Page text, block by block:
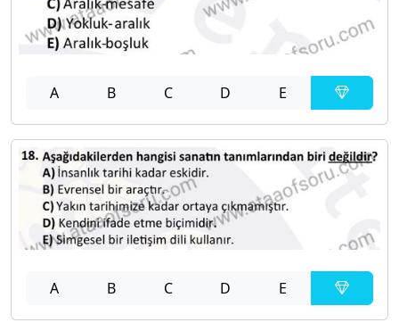
A B C D E
A B C D E